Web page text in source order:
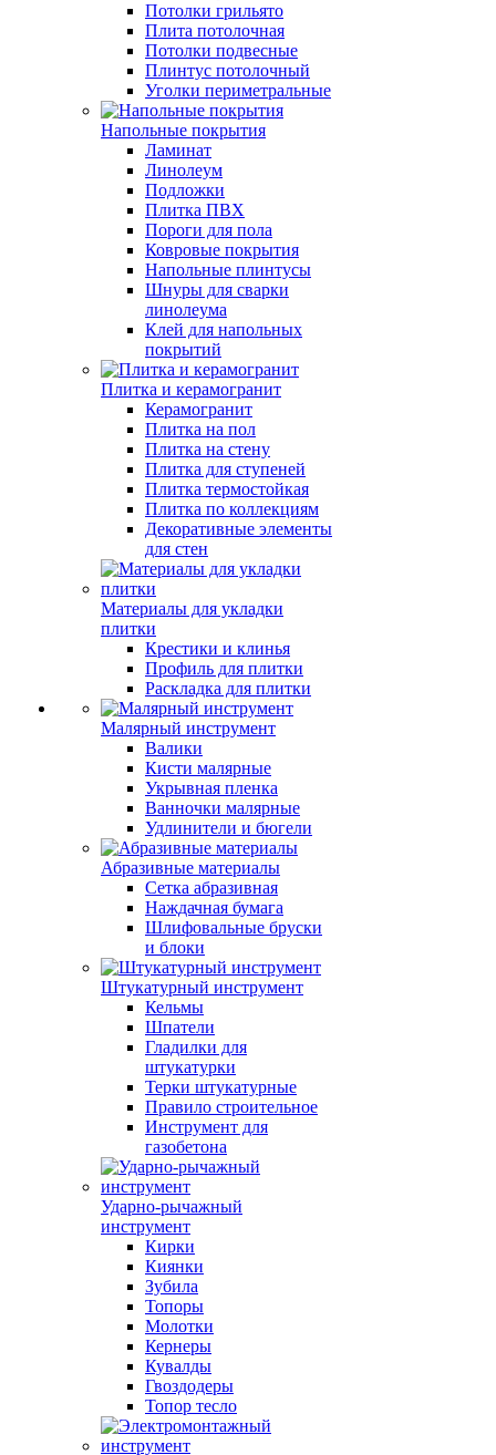
Потолки грильято
Плита потолочная
Потолки подвесные
Плинтус потолочный
Уголки периметральные
Напольные покрытия
Ламинат
Линолеум
Подложки
Плитка ПВХ
Пороги для пола
Ковровые покрытия
Напольные плинтусы
Шнуры для сварки
линолеума
Клей для напольных
покрытий
Плитка и керамогранит
Керамогранит
Плитка на пол
Плитка на стену
Плитка для ступеней
Плитка термостойкая
Плитка по коллекциям
Декоративные элементы
для стен
Материалы для укладки
плитки
Крестики и клинья
Профиль для плитки
Раскладка для плитки
Малярный инструмент
Валики
Кисти малярные
Укрывная пленка
Ванночки малярные
Удлинители и бюгели
Абразивные материалы
Сетка абразивная
Наждачная бумага
Шлифовальные бруски
и блоки
Штукатурный инструмент
Кельмы
Шпатели
Гладилки для
штукатурки
Терки штукатурные
Правило строительное
Инструмент для
газобетона
Ударно-рычажный
инструмент
Кирки
Киянки
Зубила
Топоры
Молотки
Кернеры
Кувалды
Гвоздодеры
Топор тесло